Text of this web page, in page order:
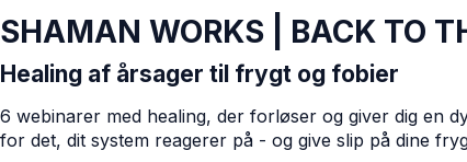
SHAMAN WORKS | BACK TO
Healing af årsager til frygt og fobier
6 webinarer med healing, der forløser og giver dig en
for det, dit system reagerer på - og give slip på dine